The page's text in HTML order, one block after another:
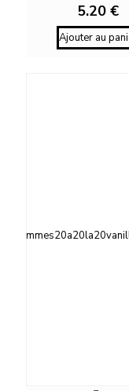
5.20 €
Ajouter au